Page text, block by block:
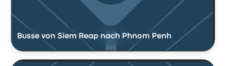
Busse von Siem Reap nach Phnom Penh